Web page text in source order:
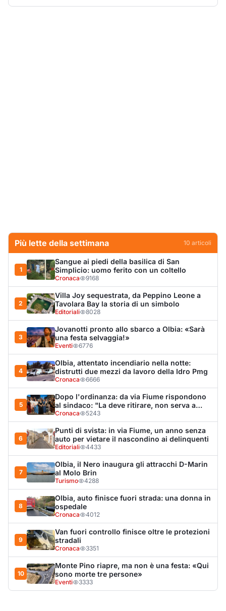
5
Dopo l'ordinanza: da via Fiume rispondono
al sindaco: "La deve ritirare, non serva a
nulla"
Cronaca 5243
6
Punti di svista: in via Fiume, un anno senza
auto per vietare il nascondino ai delinquenti
Editoriali 4433
7
Olbia, il Nero inaugura gli attracchi D-Marin
al Molo Brin
Turismo 4288
8
Olbia, auto finisce fuori strada: una donna in
ospedale
Cronaca 4012
9
Van fuori controllo finisce oltre le protezioni
stradali
Cronaca 3351
10
Monte Pino riapre, ma non è una festa: «Qui
sono morte tre persone»
Eventi 3333